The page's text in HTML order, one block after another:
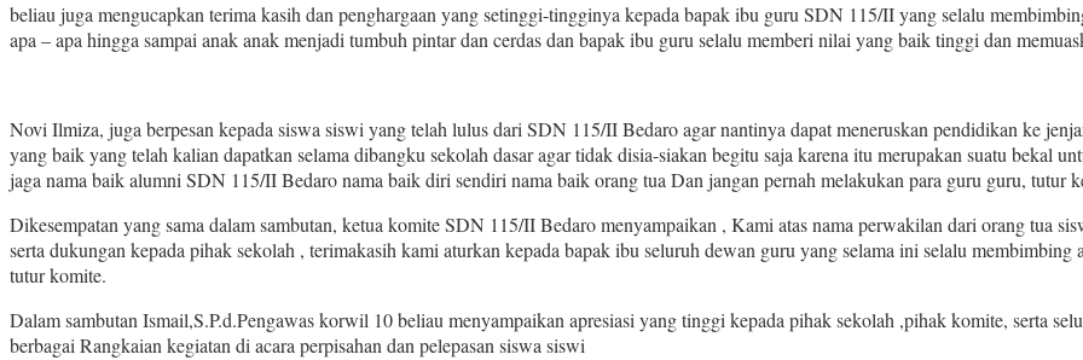
beliau juga mengucapkan terima kasih dan penghargaan yang setinggi-tingginya kepada bapak ibu guru SDN 115/II yang selalu
apa – apa hingga sampai anak anak menjadi tumbuh pintar dan cerdas dan bapak ibu guru selalu memberi nilai yang baik tinggi dan
Novi Ilmiza, juga berpesan kepada siswa siswi yang telah lulus dari SDN 115/II Bedaro agar nantinya dapat meneruskan pendidikan ke
yang baik yang telah kalian dapatkan selama dibangku sekolah dasar agar tidak disia-siakan begitu saja karena itu merupakan suatu bekal
jaga nama baik alumni SDN 115/II Bedaro nama baik diri sendiri nama baik orang tua Dan jangan pernah melakukan para guru guru, tutur
Dikesempatan yang sama dalam sambutan, ketua komite SDN 115/II Bedaro menyampaikan , Kami atas nama perwakilan dari orang tua
serta dukungan kepada pihak sekolah , terimakasih kami aturkan kepada bapak ibu seluruh dewan guru yang selama ini selalu
tutur komite.
Dalam sambutan Ismail,S.P.d.Pengawas korwil 10 beliau menyampaikan apresiasi yang tinggi kepada pihak sekolah ,pihak komite, serta
berbagai Rangkaian kegiatan di acara perpisahan dan pelepasan siswa siswi